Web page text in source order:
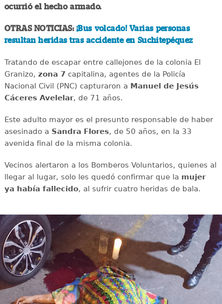
ocurrió el hecho armado.
OTRAS NOTICIAS: ¡Bus volcado! Varias personas
resultan heridas tras accidente en Suchitepéquez
Tratando de escapar entre callejones de la colonia El
Granizo, zona 7 capitalina, agentes de la Policía
Nacional Civil (PNC) capturaron a Manuel de Jesús
Cáceres Avelelar, de 71 años.
Este adulto mayor es el presunto responsable de haber
asesinado a Sandra Flores, de 50 años, en la 33
avenida final de la misma colonia.
Vecinos alertaron a los Bomberos Voluntarios, quienes al
llegar al lugar, solo les quedó confirmar que la mujer
ya había fallecido, al sufrir cuatro heridas de bala.